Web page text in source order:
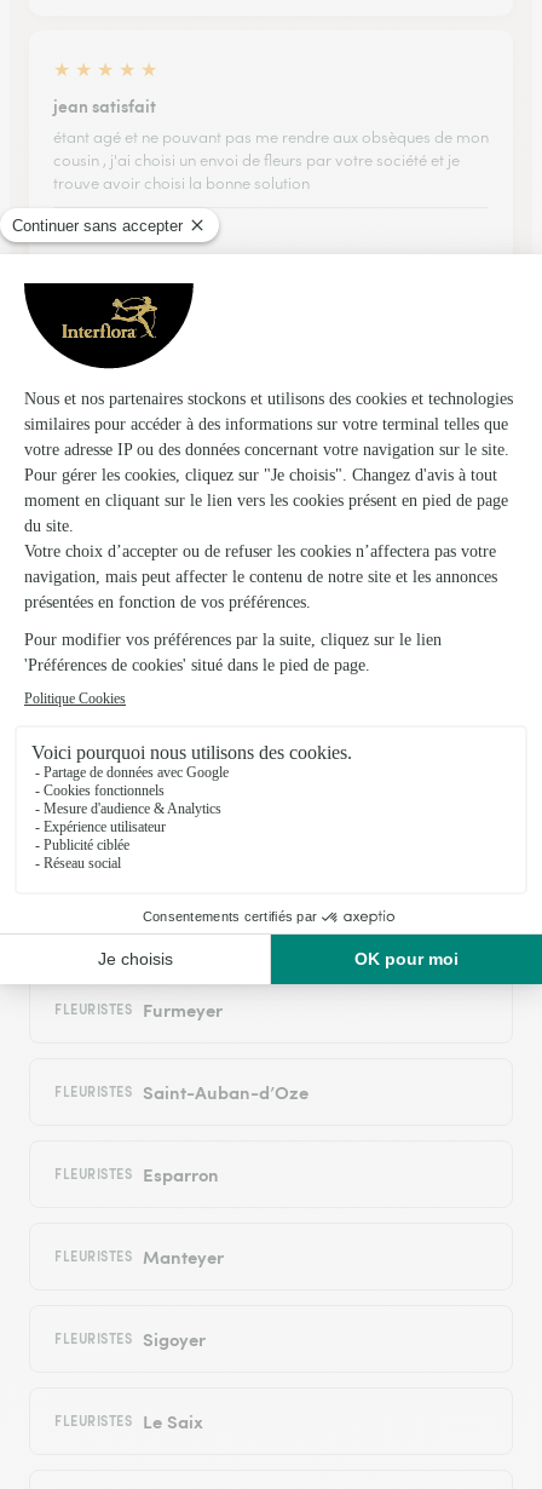
★ ★ ★ ★ ★
jean satisfait
étant agé et ne pouvant pas me rendre aux obsèques de mon
cousin , j'ai choisi un envoi de fleurs par votre société et je
trouve avoir choisi la bonne solution
23/01/2026
★ ★ ★ ★
50 ans meilleure amie
07/02/2026
★
Correspond à mon attente
Correspond à mon attente, arrivé en temps
05/08/2026
Trustpilot
Livraison de fleurs à Châteauneuf-d’Oze
le réseau Interflora
FLEURISTES Furmeyer
FLEURISTES Saint-Auban-d’Oze
FLEURISTES Esparron
FLEURISTES Manteyer
FLEURISTES Sigoyer
FLEURISTES Le Saix